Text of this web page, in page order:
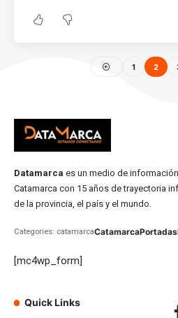
1 2
Datamarca es un medio de
Catamarca con 15 años de trayectoria
de la provincia, el país y el mundo.
Categories: catamarcaCatamarcaPortadas
[mc4wp_form]
Quick Links